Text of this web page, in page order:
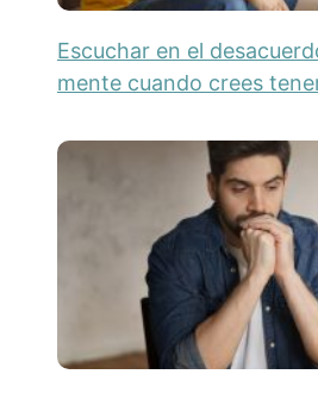
Escuchar en el
mente cuando crees